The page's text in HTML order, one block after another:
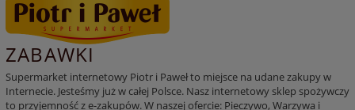
ZABAWKI
Supermarket internetowy Piotr i Paweł to miejsce na udane zakupy w
Internecie. Jesteśmy już w całej Polsce. Nasz internetowy sklep spożywczy
to przyjemność z e-zakupów. W naszej ofercie: Pieczywo, Warzywa i